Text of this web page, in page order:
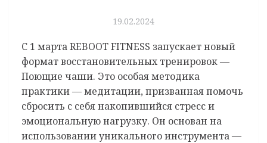
19.02.2024
C 1 марта REBOOT FITNESS запускает новый
формат восстановительных тренировок —
Поющие чаши. Это особая методика
практики — медитации, призванная помочь
сбросить с себя накопившийся стресс и
эмоциональную нагрузку. Он основан на
использовании уникального инструмента —